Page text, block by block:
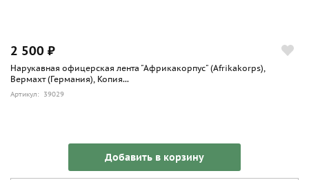
2 500 ₽
Нарукавная офицерская лента "Африкакорпус" (Afrikakorps),
Вермахт (Германия), Копия...
Артикул: 39029
Добавить в корзину